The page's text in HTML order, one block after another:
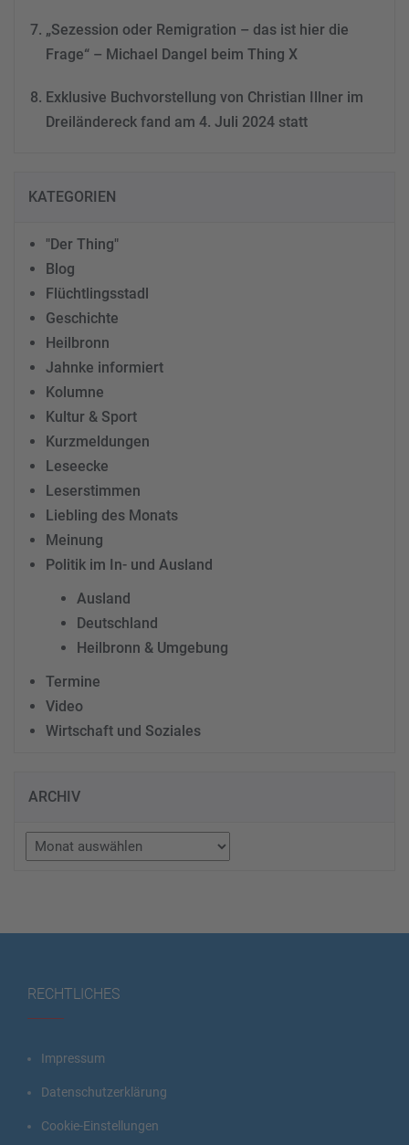
„Sezession oder Remigration – das ist hier die
Frage“ – Michael Dangel beim Thing X
Exklusive Buchvorstellung von Christian Illner im
Dreiländereck fand am 4. Juli 2024 statt
KATEGORIEN
"Der Thing"
Blog
Flüchtlingsstadl
Geschichte
Heilbronn
Jahnke informiert
Kolumne
Kultur & Sport
Kurzmeldungen
Leseecke
Leserstimmen
Liebling des Monats
Meinung
Politik im In- und Ausland
Ausland
Deutschland
Heilbronn & Umgebung
Termine
Video
Wirtschaft und Soziales
ARCHIV
Archiv
RECHTLICHES
Impressum
Datenschutzerklärung
Cookie-Einstellungen